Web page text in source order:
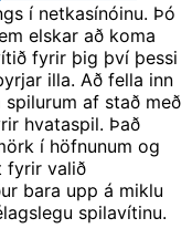
í netkasínóinu. Þó
elskar að koma
fyrir þig því þessi
illa. Að fella inn
af stað með
hvataspil. Það
í höfnunum og
fyrir valið
bara upp á miklu
spilavítinu.